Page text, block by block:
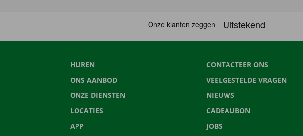
HUREN
ONS AANBOD
ONZE DIENSTEN
LOCATIES
APP
CONTACTEER ONS
VEELGESTELDE VRAGEN
NIEUWS
CADEAUBON
JOBS